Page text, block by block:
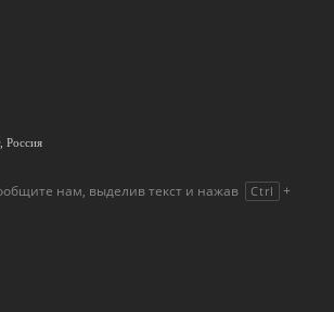
Россия
нам, выделив текст и нажав Ctrl +